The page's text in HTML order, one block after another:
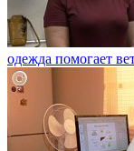
одежда помогает